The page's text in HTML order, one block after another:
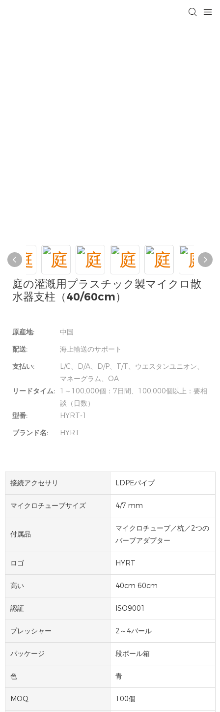
庭の灌漑用プラスチック製マイクロ散
水器支柱（40/60cm）
原産地:
中国
配送:
海上輸送のサポート
支払い:
L/C、D/A、D/P、T/T、ウエスタンユニオン、
マネーグラム、OA
リードタイム:
1～100,000個：7日間、100,000個以上：要相
談（日数）
型番:
HYRT-1
ブランド名:
HYRT
接続アクセサリ LDPEパイプ
マイクロチューブサイズ 4/7 mm
付属品
マイクロチューブ／杭／2つの
バーブアダプター
ロゴ HYRT
高い 40cm 60cm
認証 ISO9001
プレッシャー 2～4バール
パッケージ 段ボール箱
色 青
MOQ 100個